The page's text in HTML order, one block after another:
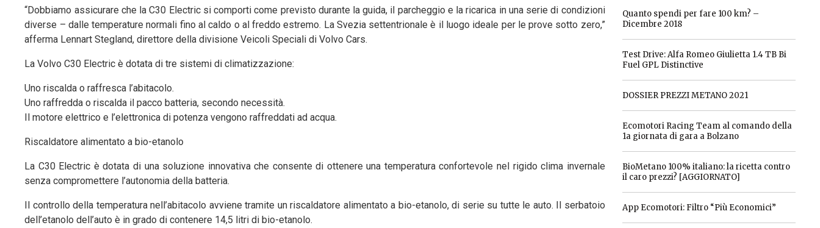
“Dobbiamo assicurare che la C30 Electric si comporti come previsto durante la guida, il parcheggio e la ricarica in una serie di condizioni
diverse – dalle temperature normali fino al caldo o al freddo estremo. La Svezia settentrionale è il luogo ideale per le prove sotto zero,”
afferma Lennart Stegland, direttore della divisione Veicoli Speciali di Volvo Cars.
La Volvo C30 Electric è dotata di tre sistemi di climatizzazione:
Uno riscalda o raffresca l’abitacolo.
Uno raffredda o riscalda il pacco batteria, secondo necessità.
Il motore elettrico e l’elettronica di potenza vengono raffreddati ad acqua.
Riscaldatore alimentato a bio-etanolo
La C30 Electric è dotata di una soluzione innovativa che consente di ottenere una temperatura confortevole nel rigido clima invernale
senza compromettere l’autonomia della batteria.
Il controllo della temperatura nell’abitacolo avviene tramite un riscaldatore alimentato a bio-etanolo, di serie su tutte le auto. Il serbatoio
dell’etanolo dell’auto è in grado di contenere 14,5 litri di bio-etanolo.
Quanto spendi per fare 100 km? –
Dicembre 2018
Test Drive: Alfa Romeo Giulietta 1.4 TB Bi
Fuel GPL Distinctive
DOSSIER PREZZI METANO 2021
Ecomotori Racing Team al comando della
1a giornata di gara a Bolzano
BioMetano 100% italiano: la ricetta contro
il caro prezzi? [AGGIORNATO]
App Ecomotori: Filtro “Più Economici”